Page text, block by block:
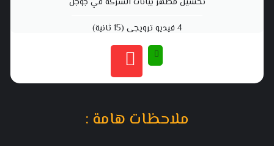
4 فيديو ترويجي (15 ثانية)
ملاحظات هامة :